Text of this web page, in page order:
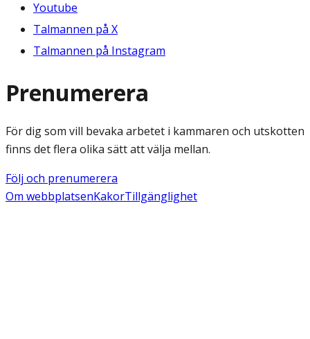
Youtube
Talmannen på X
Talmannen på Instagram
Prenumerera
För dig som vill bevaka arbetet i kammaren och utskotten
finns det flera olika sätt att välja mellan.
Följ och prenumerera
Om webbplatsenKakorTillgänglighet